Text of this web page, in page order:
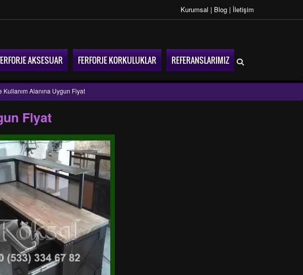
Kurumsal | Blog | İletişim
AKSESUAR FERFORJE KORKULUKLAR REFERANSLARIMIZ
Alanına Uygun Fiyat
Fiyat